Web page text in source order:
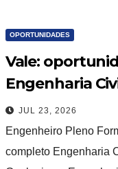
OPORTUNIDADES
Vale:
Engenharia
ou Ambiental
JUL 23, 2026
Engenheiro Pleno
completo Engenharia